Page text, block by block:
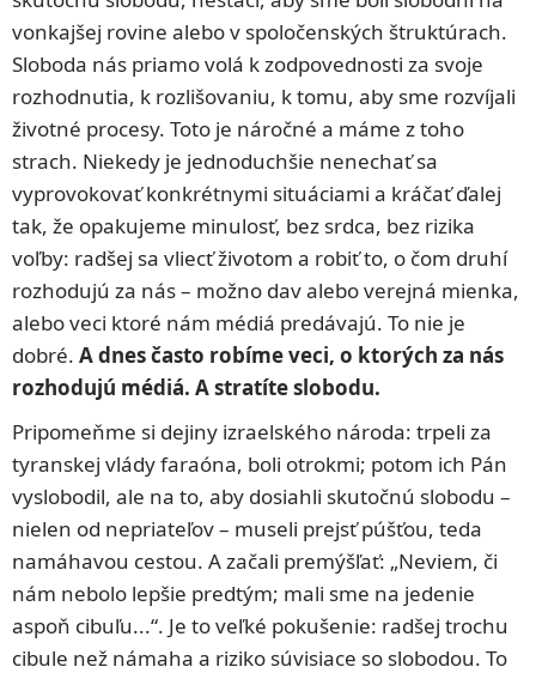
vonkajšej rovine alebo v spoločenských štruktúrach.
Sloboda nás priamo volá k zodpovednosti za svoje
rozhodnutia, k rozlišovaniu, k tomu, aby sme rozvíjali
životné procesy. Toto je náročné a máme z toho
strach. Niekedy je jednoduchšie nenechať sa
vyprovokovať konkrétnymi situáciami a kráčať ďalej
tak, že opakujeme minulosť, bez srdca, bez rizika
voľby: radšej sa vliecť životom a robiť to, o čom druhí
rozhodujú za nás – možno dav alebo verejná mienka,
alebo veci ktoré nám médiá predávajú. To nie je
dobré. A dnes často robíme veci, o ktorých za nás
rozhodujú médiá. A stratíte slobodu.
Pripomeňme si dejiny izraelského národa: trpeli za
tyranskej vlády faraóna, boli otrokmi; potom ich Pán
vyslobodil, ale na to, aby dosiahli skutočnú slobodu –
nielen od nepriateľov – museli prejsť púšťou, teda
namáhavou cestou. A začali premýšľať: „Neviem, či
nám nebolo lepšie predtým; mali sme na jedenie
aspoň cibuľu...“. Je to veľké pokušenie: radšej trochu
cibule než námaha a riziko súvisiace so slobodou. To